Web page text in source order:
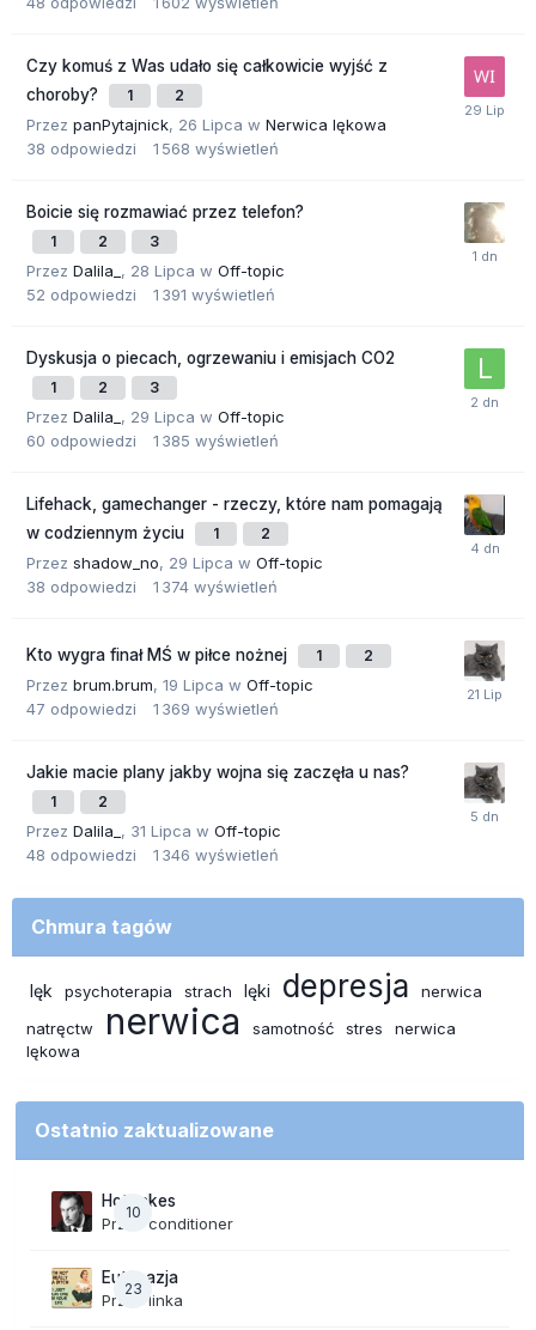
Czy komuś z Was udało się całkowicie wyjść z
choroby?
1 2
Przez panPytajnick, 26 Lipca w Nerwica lękowa
38 odpowiedzi 1 568 wyświetleń
Boicie się rozmawiać przez telefon?
1 2 3
Przez Dalila_ , 28 Lipca w Off-topic
52 odpowiedzi 1 391 wyświetleń
Dyskusja o piecach, ogrzewaniu i emisjach CO2
1 2 3
Przez Dalila_ , 29 Lipca w Off-topic
60 odpowiedzi 1 385 wyświetleń
Lifehack, gamechanger - rzeczy, które nam pomagają
w codziennym życiu
1 2
Przez shadow_no, 29 Lipca w Off-topic
38 odpowiedzi 1 374 wyświetleń
Kto wygra finał MŚ w piłce nożnej 1 2
Przez brum.brum, 19 Lipca w Off-topic
47 odpowiedzi 1 369 wyświetleń
Jakie macie plany jakby wojna się zaczęła u nas?
1 2
Przez Dalila_ , 31 Lipca w Off-topic
48 odpowiedzi 1 346 wyświetleń
Chmura tagów
lęk psychoterapia strach lęki depresja
nerwica
natręctw
nerwica samotność stres
nerwica
lękowa
Ostatnio zaktualizowane
10
Hot takes
Przez conditioner
23
Eutanazja
Przez linka